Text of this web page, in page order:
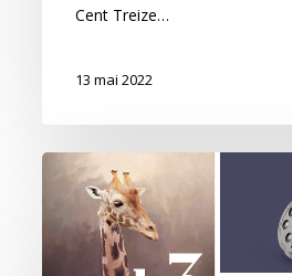
Cent Treize…
13 mai 2022
Millésime
en
vue